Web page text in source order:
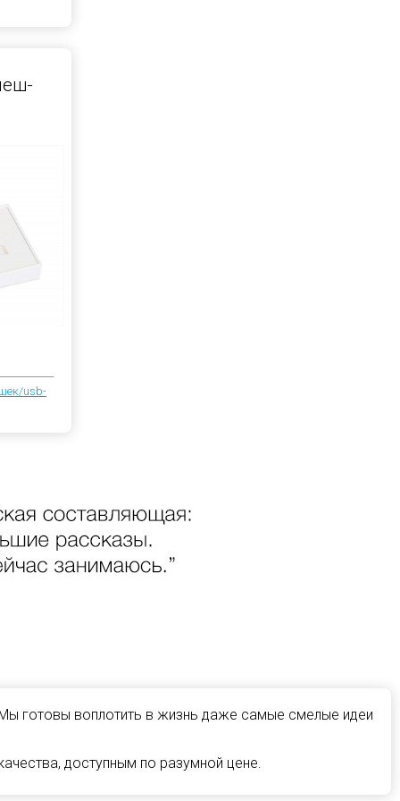
usb-
готовы воплотить в жизнь даже самые смелые идеи
доступным по разумной цене.